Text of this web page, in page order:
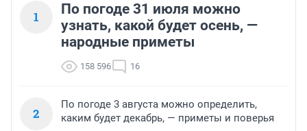
1
По погоде 31 июля можно
узнать, какой будет осень, —
народные приметы
158 596 16
2
По погоде 3 августа можно определить,
каким будет декабрь, — приметы и поверья